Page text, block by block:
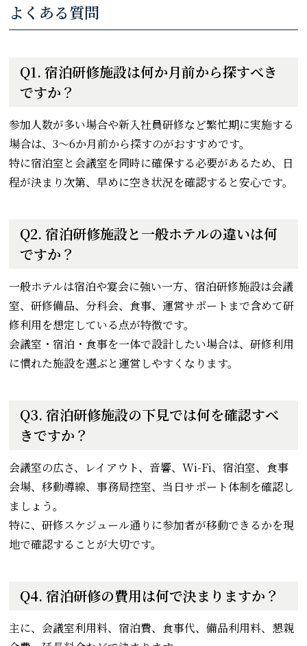
よくある質問
Q1. 宿泊研修施設は何か月前から探すべき
ですか？
参加人数が多い場合や新入社員研修など繁忙期に実施する
場合は、3〜6か月前から探すのがおすすめです。
特に宿泊室と会議室を同時に確保する必要があるため、日
程が決まり次第、早めに空き状況を確認すると安心です。
Q2. 宿泊研修施設と一般ホテルの違いは何
ですか？
一般ホテルは宿泊や宴会に強い一方、宿泊研修施設は会議
室、研修備品、分科会、食事、運営サポートまで含めて研
修利用を想定している点が特徴です。
会議室・宿泊・食事を一体で設計したい場合は、研修利用
に慣れた施設を選ぶと運営しやすくなります。
Q3. 宿泊研修施設の下見では何を確認すべ
きですか？
会議室の広さ、レイアウト、音響、Wi-Fi、宿泊室、食事
会場、移動導線、事務局控室、当日サポート体制を確認し
ましょう。
特に、研修スケジュール通りに参加者が移動できるかを現
地で確認することが大切です。
Q4. 宿泊研修の費用は何で決まりますか？
主に、会議室利用料、宿泊費、食事代、備品利用料、懇親